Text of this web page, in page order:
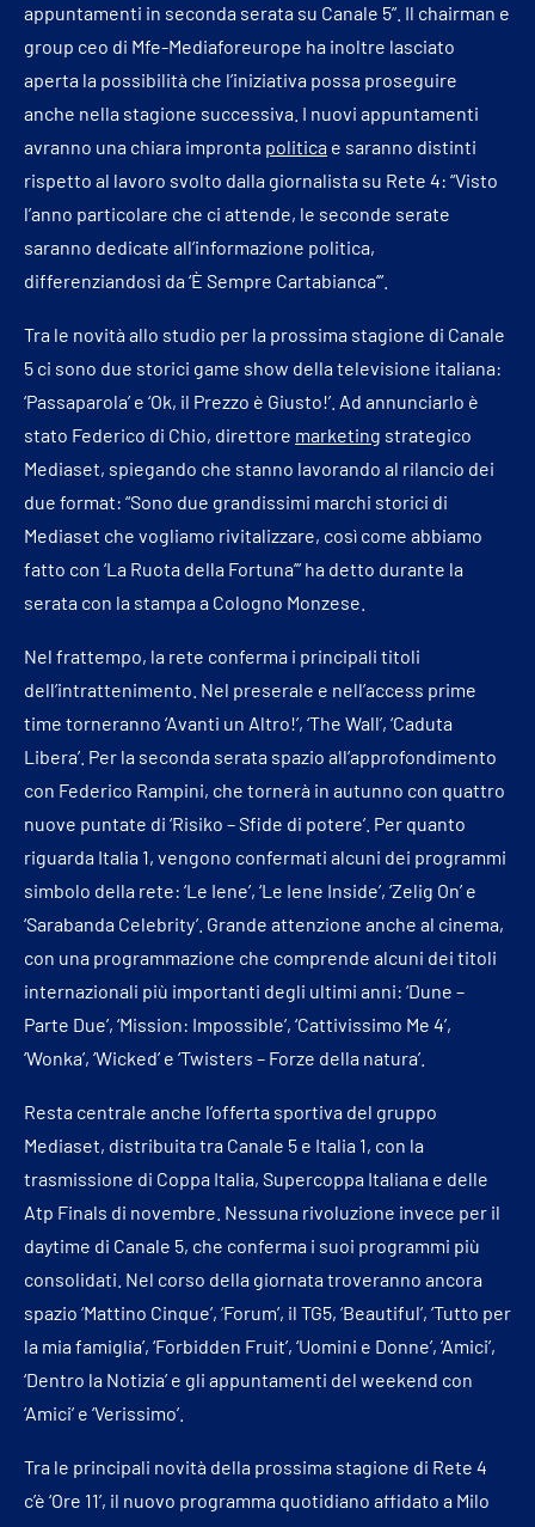
appuntamenti in seconda serata su Canale 5”. Il chairman e
group ceo di Mfe-Mediaforeurope ha inoltre lasciato
aperta la possibilità che l’iniziativa possa proseguire
anche nella stagione successiva. I nuovi appuntamenti
avranno una chiara impronta politica e saranno distinti
rispetto al lavoro svolto dalla giornalista su Rete 4: “Visto
l’anno particolare che ci attende, le seconde serate
saranno dedicate all’informazione politica,
differenziandosi da ‘È Sempre Cartabianca’”.
Tra le novità allo studio per la prossima stagione di Canale
5 ci sono due storici game show della televisione italiana:
‘Passaparola’ e ‘Ok, il Prezzo è Giusto!’. Ad annunciarlo è
stato Federico di Chio, direttore marketing strategico
Mediaset, spiegando che stanno lavorando al rilancio dei
due format: “Sono due grandissimi marchi storici di
Mediaset che vogliamo rivitalizzare, così come abbiamo
fatto con ‘La Ruota della Fortuna’” ha detto durante la
serata con la stampa a Cologno Monzese.
Nel frattempo, la rete conferma i principali titoli
dell’intrattenimento. Nel preserale e nell’access prime
time torneranno ‘Avanti un Altro!’, ‘The Wall’, ‘Caduta
Libera’. Per la seconda serata spazio all’approfondimento
con Federico Rampini, che tornerà in autunno con quattro
nuove puntate di ‘Risiko – Sfide di potere’. Per quanto
riguarda Italia 1, vengono confermati alcuni dei programmi
simbolo della rete: ‘Le Iene’, ‘Le Iene Inside’, ‘Zelig On’ e
‘Sarabanda Celebrity’. Grande attenzione anche al cinema,
con una programmazione che comprende alcuni dei titoli
internazionali più importanti degli ultimi anni: ‘Dune –
Parte Due’, ‘Mission: Impossible’, ‘Cattivissimo Me 4’,
‘Wonka’, ‘Wicked’ e ‘Twisters – Forze della natura’.
Resta centrale anche l’offerta sportiva del gruppo
Mediaset, distribuita tra Canale 5 e Italia 1, con la
trasmissione di Coppa Italia, Supercoppa Italiana e delle
Atp Finals di novembre. Nessuna rivoluzione invece per il
daytime di Canale 5, che conferma i suoi programmi più
consolidati. Nel corso della giornata troveranno ancora
spazio ‘Mattino Cinque’, ‘Forum’, il TG5, ‘Beautiful’, ‘Tutto per
la mia famiglia’, ‘Forbidden Fruit’, ‘Uomini e Donne’, ‘Amici’,
‘Dentro la Notizia’ e gli appuntamenti del weekend con
‘Amici’ e ‘Verissimo’.
Tra le principali novità della prossima stagione di Rete 4
c’è ‘Ore 11’, il nuovo programma quotidiano affidato a Milo